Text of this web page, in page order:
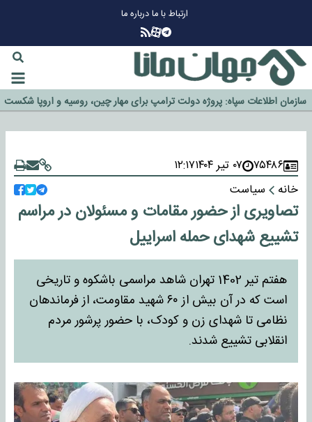
ارتباط با مادرباره ما
چرا طلا دوباره افزایشی شد؟
اخراج رسمی چهره نامدار از پرسپولیس
سازمان اطلاعات سپاه: پروژه دولت ترامپ برای مهار چین، روسیه و اروپا شکست
خورد
۷۵۴۸۶ ۰۷ تیر ۱۴۰۴
۱۲:۱۷
خانه
سیاست
تصاویری از حضور مقامات و مسئولان در مراسم
تشییع شهدای حمله اسراییل
هفتم تیر 1402 تهران شاهد مراسمی باشکوه و تاریخی
است که در آن بیش از ۶۰ شهید مقاومت، از فرماندهان
نظامی تا شهدای زن و کودک، با حضور پرشور مردم
انقلابی تشییع شدند.